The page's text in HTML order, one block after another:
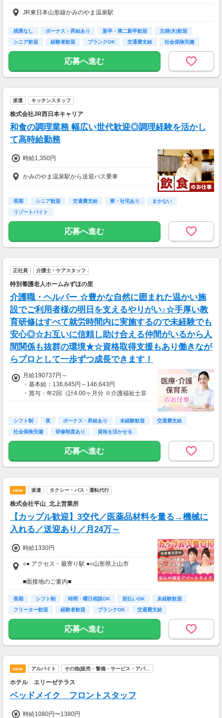
◆昇給あり（業績による）
【交通費】
一部支給
JR東日本山形線かみのやま温泉駅
残業なし ボーナス・昇給あり 新卒・第二新卒歓迎
主婦(夫)歓迎
シニア歓迎
経験者歓迎 ブランクOK 交通費支給 社会保険完備
応募へ進む
派遣 キッチンスタッフ
株式会社JR西日本キャリア
和食の調理業務 幅広い世代歓迎◎調理経験を活かし
て高時給勤務
時給1,350円
かみのやま温泉駅から送迎バス乗車
長期 シニア歓迎 交通費支給 寮・社宅あり
まかない
リゾートバイト
応募へ進む
正社員 介護士・ケアスタッフ
特別養護老人ホームみずほの里
介護職・ヘルパー ☆豊かな自然に囲まれた温かい施
設でご利用者様の明日を支えるやりがい♪☆手厚い教
育研修はすべて就労時間内に実施するので未経験でも
安心◎☆お互いに信頼し助け合える仲間がいるから人
間関係も抜群の環境★☆資格取得支援もあり働きなが
らプロとして一歩ずつ成長できます！
月給190737円～
・基本給：136,645円～146,643円
・賞与：年2回（計4.00ヶ月分 ※介護福祉士非
保有者は年間3.1ヶ月分）
・交通費：実費支給（上限月額22,000円）
・業務手当：10,932円～11,731円
・被服手当：1,460円
・夜勤手当：1回9,340円～9,506円
シフト制 夜 ボーナス・昇給あり 未経験歓迎
交通費支給
社会保険完備
研修制度あり 資格を活かせる
応募へ進む
new 派遣 タクシー・バス・運転代行
株式会社平山_北上営業所
【カップル歓迎】3交代／医薬品材料を量る→機械に
入れる／送迎あり／月24万～
時給1330円
○● アクセス・最寄り駅 ●○山形県上山市
■面接地のご案内■
株式会社平山 北上営業所
岩手県北上市大通り1-8-19 ホクセイビル2階
※WEB面接が可能ですので全国どこからでもご
応募ください！
※面接のお時間は50分程度を予定しておりま
長期 シフト制 時間・曜日相談OK 前払いOK
未経験歓迎
フリーター歓迎
経験者歓迎 ブランクOK 交通費支給
応募へ進む
new アルバイト その他(販売・警備・サービス・アパ…
ホテル エリーゼテラス
ベッドメイク フロントスタッフ
時給1080円〜1380円